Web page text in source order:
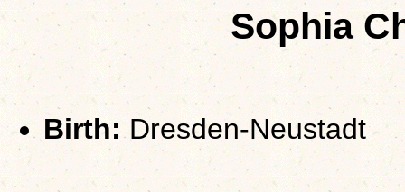
Sophia
Birth:Dresden-Neustadt